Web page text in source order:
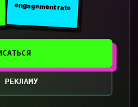
engagement rate
РЕКЛАМУ